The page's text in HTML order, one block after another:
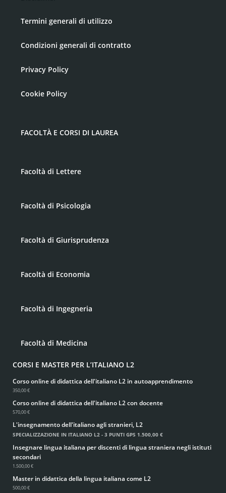
Termini generali di utilizzo
Condizioni generali di contratto
Privacy Policy
Cookie Policy
FACOLTÀ E CORSI DI LAUREA
Facoltà di Lettere
Facoltà di Psicologia
Facoltà di Giurisprudenza
Facoltà di Economia
Facoltà di Ingegneria
Facoltà di Medicina
CORSI E MASTER PER L’ITALIANO L2
Corso online di didattica dell'italiano L2 in autoapprendimento
350,00 €
Corso online di didattica dell'italiano L2 con docente
570,00 €
L'insegnamento dell'italiano agli stranieri, L2
SPECIALIZZAZIONE IN ITALIANO L2 - 3 PUNTI GPS 1.500,00 €
Insegnare lingua italiana per discenti di lingua straniera negli istituti
secondari
1.500,00 €
Master in didattica della lingua italiana come L2
500,00 €